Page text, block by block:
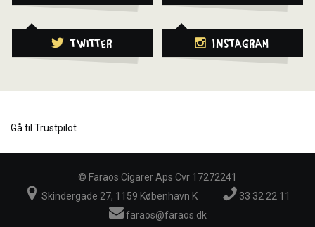
Twitter Instagram
Gå til Trustpilot
© Faraos Cigarer Aps Cvr 17272241
Skindergade 27, 1159 København K
33 32 22 11
faraos@faraos.dk